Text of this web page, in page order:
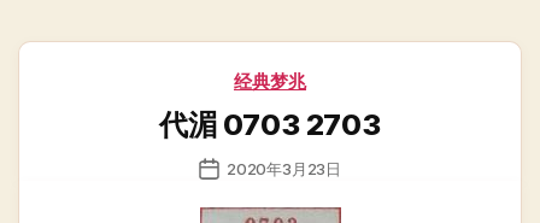
分
经典梦兆
代湄 0703 2703
发
日
2020年3月23日